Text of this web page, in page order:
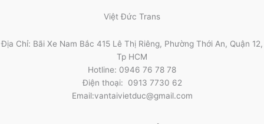
Việt Đức Trans
Địa Chỉ: Bãi Xe Nam Bắc 415 Lê Thị Riêng, Phường Thới An, Quận 12,
Tp HCM
Hotline: 0946 76 78 78
Điện thoại: 0913 7730 62
Email:vantaivietduc@gmail.com